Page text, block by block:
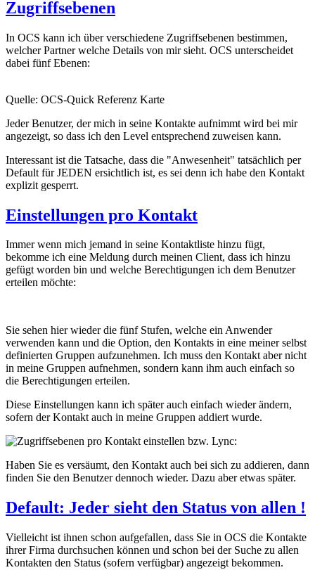
Zugriffsebenen
In OCS kann ich über verschiedene Zugriffsebenen bestimmen,
welcher Partner welche Details von mir sieht. OCS unterscheidet
dabei fünf Ebenen:
Quelle: OCS-Quick Referenz Karte
Jeder Benutzer, der mich in seine Kontakte aufnimmt wird bei mir
angezeigt, so dass ich den Level entsprechend zuweisen kann.
Interessant ist die Tatsache, dass die "Anwesenheit" tatsächlich per
Default für JEDEN ersichtlich ist, es sei denn ich habe den Kontakt
explizit gesperrt.
Einstellungen pro Kontakt
Immer wenn mich jemand in seine Kontaktliste hinzu fügt,
bekomme ich eine Meldung durch meinen Client, dass ich hinzu
gefügt worden bin und welche Berechtigungen ich dem Benutzer
erteilen möchte:
Sie sehen hier wieder die fünf Stufen, welche ein Anwender
verwenden kann und die Option, den Kontakts in eine meiner selbst
definierten Gruppen aufzunehmen. Ich muss den Kontakt aber nicht
in meine Gruppen aufnehmen, sondern kann ihm auch einfach so
die Berechtigungen erteilen.
Diese Einstellungen kann ich später auch einfach wieder ändern,
sofern der Kontakt auch in meine Gruppen addiert wurde.
bzw. Lync:
Haben Sie es versäumt, den Kontakt auch bei sich zu addieren, dann
finden Sie den Benutzer dennoch wieder. Dazu aber etwas später.
Default: Jeder sieht den Status von allen !
Vielleicht ist ihnen schon aufgefallen, dass Sie in OCS die Kontakte
ihrer Firma durchsuchen können und schon bei der Suche zu allen
Kontakten den Status (sofern verfügbar) angezeigt bekommen.